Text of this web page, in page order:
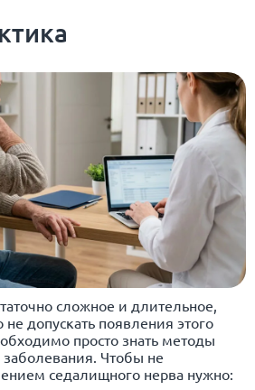
сложное и длительное,
допускать появления этого
просто знать методы
Чтобы не
седалищного нерва нужно: